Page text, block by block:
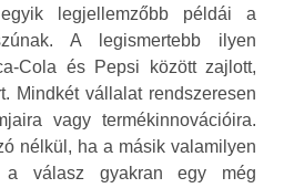
legjellemzőbb példái a
A legismertebb ilyen
Cola és Pepsi között zajlott,
Mindkét vállalat rendszeresen
vagy termékinnovációira.
nélkül, ha a másik valamilyen
válasz gyakran egy még